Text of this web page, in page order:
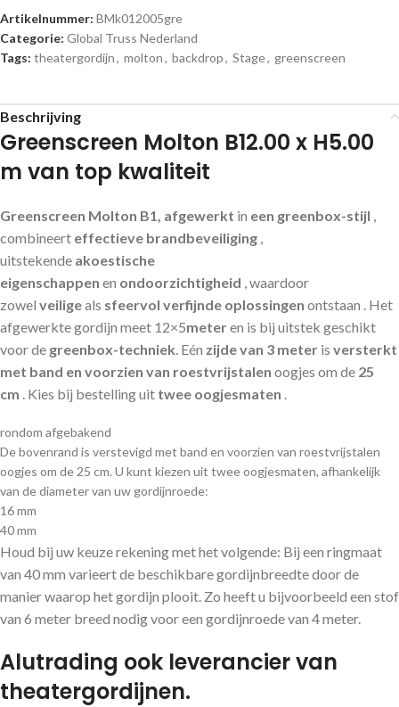
Artikelnummer: BMk012005gre
Categorie: Global Truss Nederland
Tags: theatergordijn, molton, backdrop, Stage, greenscreen
Beschrijving
Greenscreen Molton B12.00 x H5.00
m van top kwaliteit
Greenscreen Molton B1, afgewerkt in een greenbox-stijl ,
combineert effectieve brandbeveiliging ,
uitstekende akoestische
eigenschappen en ondoorzichtigheid , waardoor
zowel veiligeals sfeervol verfijnde oplossingen ontstaan . Het
afgewerkte gordijn meet 12×5meteren is bij uitstek geschikt
voor de greenbox-techniek. Eén zijde van 3 meter is versterkt
met band en voorzien van roestvrijstalen oogjes om de 25
cm . Kies bij bestelling uit twee oogjesmaten .
rondom afgebakend
De bovenrand is verstevigd met band en voorzien van roestvrijstalen
oogjes om de 25 cm. U kunt kiezen uit twee oogjesmaten, afhankelijk
van de diameter van uw gordijnroede:
16 mm
40 mm
Houd bij uw keuze rekening met het volgende: Bij een ringmaat
van 40 mm varieert de beschikbare gordijnbreedte door de
manier waarop het gordijn plooit. Zo heeft u bijvoorbeeld een stof
van 6 meter breed nodig voor een gordijnroede van 4 meter.
Alutrading ook leverancier van
theatergordijnen.